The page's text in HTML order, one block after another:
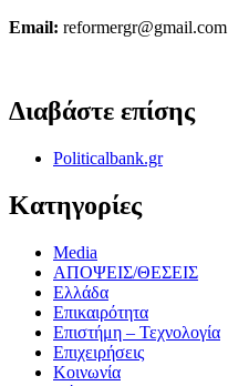
Email: reformergr@gmail.com
Διαβάστε επίσης
Politicalbank.gr
Κατηγορίες
Media
ΑΠΟΨΕΙΣ/ΘΕΣΕΙΣ
Ελλάδα
Επικαιρότητα
Επιστήμη – Τεχνολογία
Επιχειρήσεις
Κοινωνία